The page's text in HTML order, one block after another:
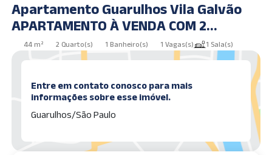
Apartamento Guarulhos Vila Galvão
APARTAMENTO À VENDA COM 2
QUARTOS, 47M² – VILA GALVÃO,
GUARULHOS.GRU/SP. AI63694
44 m² 2 Quarto(s) 1 Banheiro(s) 1 Vagas(s) 1 Sala(s)
Entre em contato conosco para mais
informações sobre esse imóvel.
Guarulhos/São Paulo